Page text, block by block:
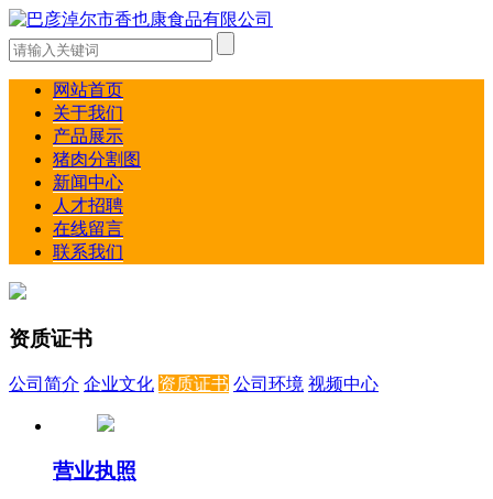
网站首页
关于我们
产品展示
猪肉分割图
新闻中心
人才招聘
在线留言
联系我们
资质证书
公司简介 企业文化 资质证书 公司环境 视频中心
营业执照